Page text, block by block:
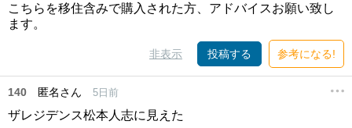
こちらを移住含みで購入された方、アドバイスお願い致し
ます。
非表示 投稿する 参考になる!
140 匿名さん 5日前
ザレジデンス松本人志に見えた